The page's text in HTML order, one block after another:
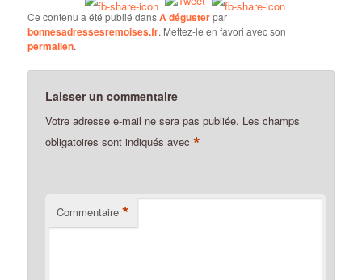
Ce contenu a été publié dansA dégusterpar
bonnesadressesremoises.fr. Mettez-le en favori avec son
permalien.
Laisser un commentaire
Votre adresse e-mail ne sera pas publiée. Les champs
obligatoires sont indiqués avec*
Commentaire *